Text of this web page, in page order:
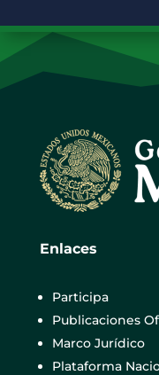
Enlaces
Participa
Publicaciones
Marco Jurídico
Plataforma